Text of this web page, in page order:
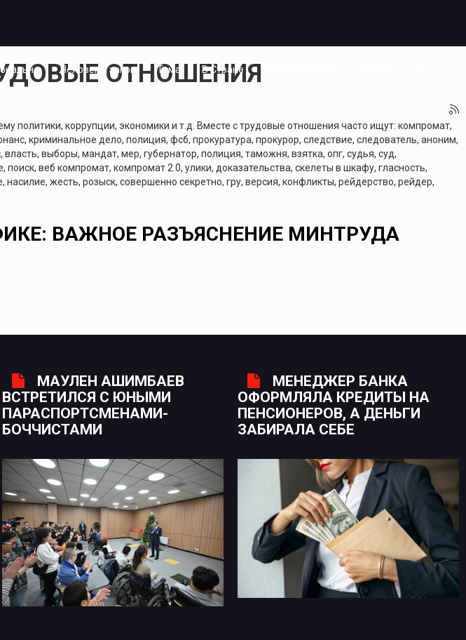
Человек и закон Тема В Стране
ОТНОШЕНИЯ
политики, коррупции, экономики и т.д. Вместе с трудовые отношения часто ищут: компромат,
криминальное дело, полиция, фсб, прокуратура, прокурор, следствие, следователь, аноним,
выборы, мандат, мер, губернатор, полиция, таможня, взятка, опг, судья, суд,
веб компромат, компромат 2.0, улики, доказательства, скелеты в шкафу, гласность,
жесть, розыск, совершенно секретно, гру, версия, конфликты, рейдерство, рейдер,
ВАЖНОЕ РАЗЪЯСНЕНИЕ МИНТРУДА
МАУЛЕН АШИМБАЕВ
ВСТРЕТИЛСЯ С ЮНЫМИ
ПАРАСПОРТСМЕНАМИ-
БОЧЧИСТАМИ
МЕНЕДЖЕР БАНКА
ОФОРМЛЯЛА КРЕДИТЫ НА
ПЕНСИОНЕРОВ, А ДЕНЬГИ
ЗАБИРАЛА СЕБЕ